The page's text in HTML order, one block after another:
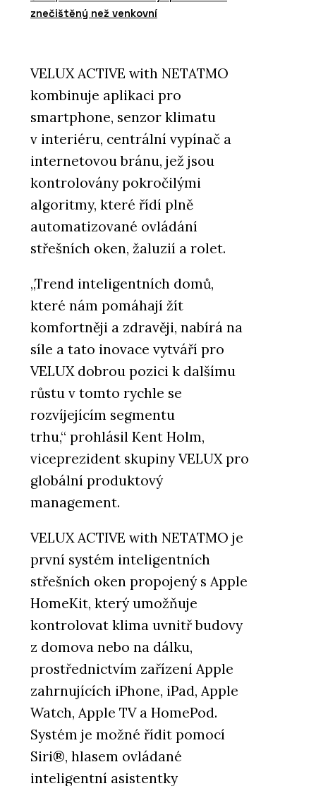
znečištěný než venkovní
VELUX ACTIVE with NETATMO
kombinuje aplikaci pro
smartphone, senzor klimatu
v interiéru, centrální vypínač a
internetovou bránu, jež jsou
kontrolovány pokročilými
algoritmy, které řídí plně
automatizované ovládání
střešních oken, žaluzií a rolet.
„Trend inteligentních domů,
které nám pomáhají žít
komfortněji a zdravěji, nabírá na
síle a tato inovace vytváří pro
VELUX dobrou pozici k dalšímu
růstu v tomto rychle se
rozvíjejícím segmentu
trhu,“ prohlásil Kent Holm,
viceprezident skupiny VELUX pro
globální produktový
management.
VELUX ACTIVE with NETATMO je
první systém inteligentních
střešních oken propojený s Apple
HomeKit, který umožňuje
kontrolovat klima uvnitř budovy
z domova nebo na dálku,
prostřednictvím zařízení Apple
zahrnujících iPhone, iPad, Apple
Watch, Apple TV a HomePod.
Systém je možné řídit pomocí
Siri®, hlasem ovládané
inteligentní asistentky